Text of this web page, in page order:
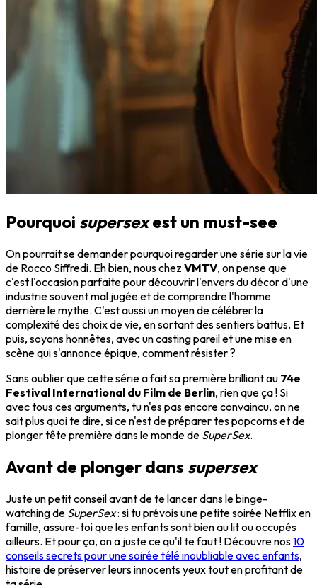
Pourquoi supersexest un must-see
On pourrait se demander pourquoi regarder une série sur la vie
de Rocco Siffredi. Eh bien, nous chez VMTV, on pense que
c'est l'occasion parfaite pour découvrir l'envers du décor d'une
industrie souvent mal jugée et de comprendre l'homme
derrière le mythe. C'est aussi un moyen de célébrer la
complexité des choix de vie, en sortant des sentiers battus. Et
puis, soyons honnêtes, avec un casting pareil et une mise en
scène qui s'annonce épique, comment résister ?
Sans oublier que cette série a fait sa première brilliant au 74e
Festival International du Film de Berlin, rien que ça ! Si
avec tous ces arguments, tu n'es pas encore convaincu, on ne
sait plus quoi te dire, si ce n'est de préparer tes popcorns et de
plonger tête première dans le monde de SuperSex.
Avant de plonger dans supersex
Juste un petit conseil avant de te lancer dans le binge-
watching de SuperSex: si tu prévois une petite soirée Netflix en
famille, assure-toi que les enfants sont bien au lit ou occupés
ailleurs. Et pour ça, on a juste ce qu'il te faut ! Découvre nos10
conseils secrets pour une soirée télé inoubliable avec enfants,
histoire de préserver leurs innocents yeux tout en profitant de